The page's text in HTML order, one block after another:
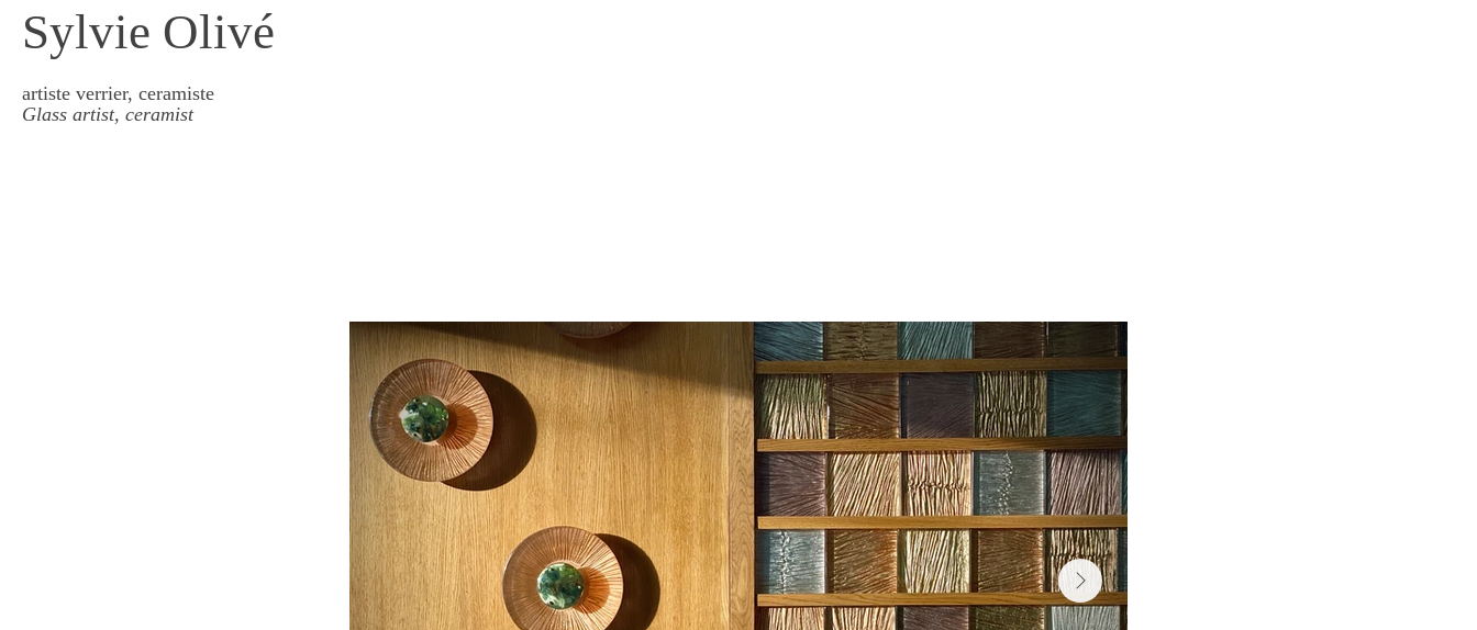
Sylvie Olivé
artiste verrier, ceramiste
Glass artist, ceramist